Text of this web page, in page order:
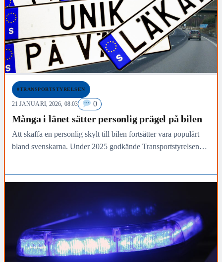
#TRANSPORTSTYRELSEN
21 JANUARI, 2026, 08:03 0
Många i länet sätter personlig prägel på bilen
Att skaffa en personlig skylt till bilen fortsätter vara populärt
bland svenskarna. Under 2025 godkände Transportstyrelsen